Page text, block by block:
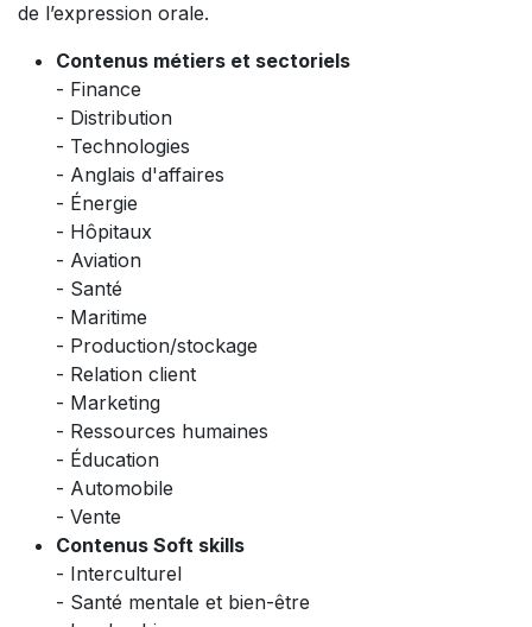
de l’expression orale.
Contenus métiers et sectoriels
- Finance
- Distribution
- Technologies
- Anglais d'affaires
- Énergie
- Hôpitaux
- Aviation
- Santé
- Maritime
- Production/stockage
- Relation client
- Marketing
- Ressources humaines
- Éducation
- Automobile
- Vente
Contenus Soft skills
- Interculturel
- Santé mentale et bien-être